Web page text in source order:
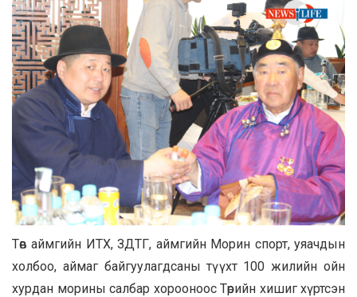
Төв аймгийн ИТХ, ЗДТГ, аймгийн Морин спорт, уяачдын
холбоо, аймаг байгуулагдсаны түүхт 100 жилийн ойн
хурдан морины салбар хорооноос Төрийн хишиг хүртсэн